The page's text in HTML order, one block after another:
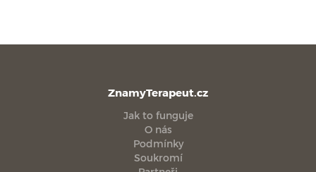
ZnamyTerapeut.cz
Jak to funguje
O nás
Podmínky
Soukromí